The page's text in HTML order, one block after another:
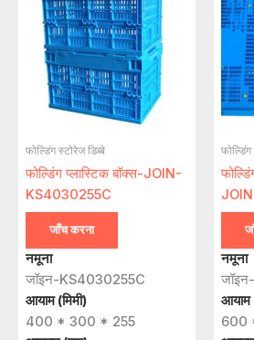
फोल्डिंग स्टोरेज डिब्बे
फोल्डिंग प्लास्टिक बॉक्स-JOIN-
KS4030255C
जाँच करना
नमूना
जॉइन-KS4030255C
आयाम (मिमी)
400 * 300 * 255
फोल्डिंग
नमूना
आयाम
600